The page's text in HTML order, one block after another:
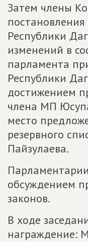
Затем члены
Республики
изменений в
парламента
Республики
достижением
члена МП
место
резервного
Пайзулаева.
обсуждением
законов.
В ходе
награждение: